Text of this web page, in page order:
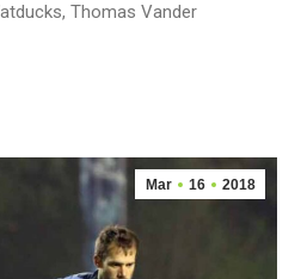
Thomas Vander
Mar 16 2018